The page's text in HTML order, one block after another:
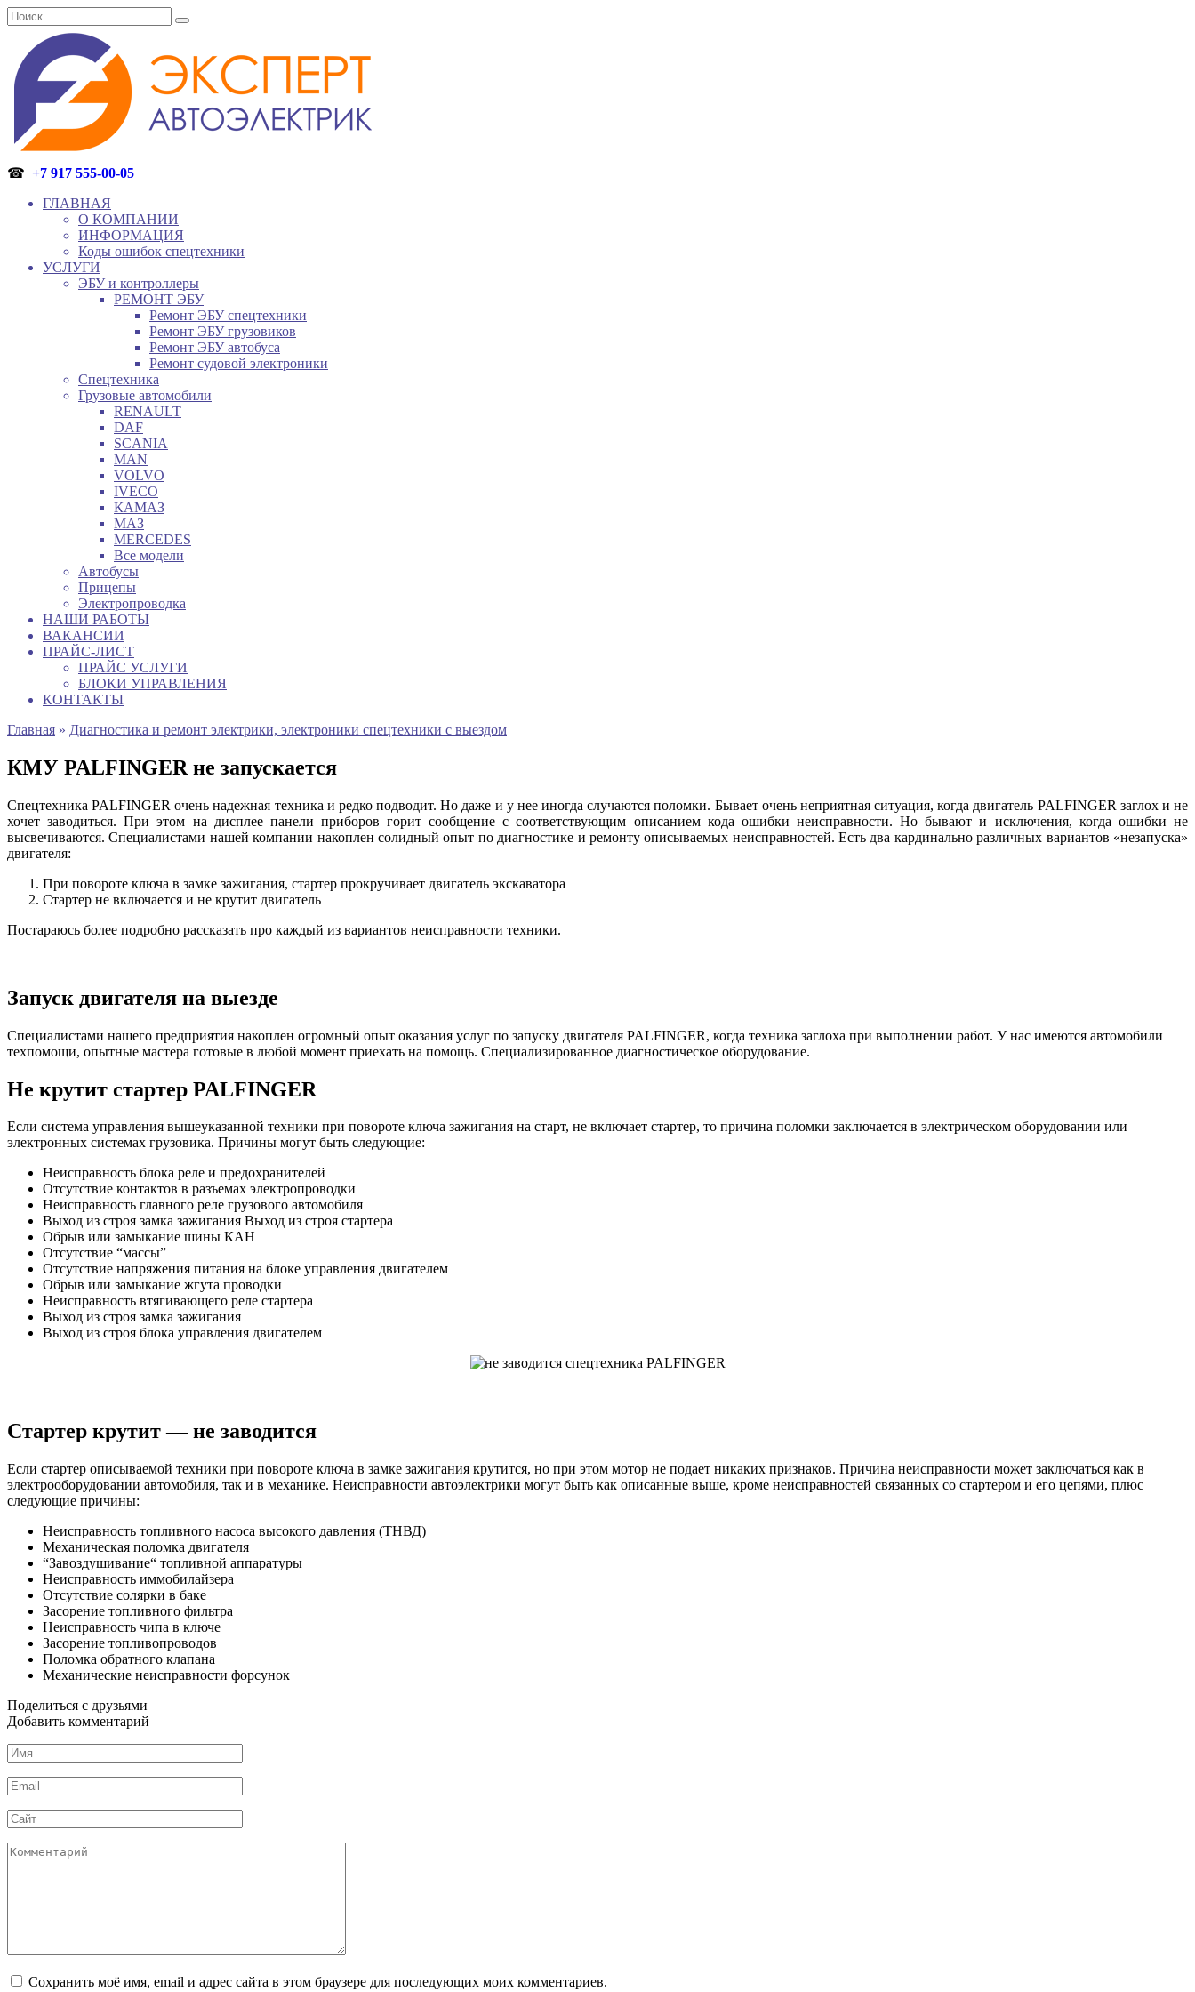
Перейти
к
содержанию
Search
for:
☎ +7 917 555-00-05
ГЛАВНАЯ
О КОМПАНИИ
ИНФОРМАЦИЯ
Коды ошибок спецтехники
УСЛУГИ
ЭБУ и контроллеры
РЕМОНТ ЭБУ
Ремонт ЭБУ спецтехники
Ремонт ЭБУ грузовиков
Ремонт ЭБУ автобуса
Ремонт судовой электроники
Спецтехника
Грузовые автомобили
RENAULT
DAF
SCANIA
MAN
VOLVO
IVECO
КАМАЗ
МАЗ
MERCEDES
Все модели
Автобусы
Прицепы
Электропроводка
НАШИ РАБОТЫ
ВАКАНСИИ
ПРАЙС-ЛИСТ
ПРАЙС УСЛУГИ
БЛОКИ УПРАВЛЕНИЯ
КОНТАКТЫ
Главная » Диагностика и ремонт электрики, электроники спецтехники с выездом
КМУ PALFINGER не запускается
Спецтехника PALFINGER очень надежная техника и редко подводит. Но даже и у нее иногда случаются поломки. Бывает очень неприятная ситуация, когда двигатель PALFINGER заглох и не
хочет заводиться. При этом на дисплее панели приборов горит сообщение с соответствующим описанием кода ошибки неисправности. Но бывают и исключения, когда ошибки не
высвечиваются. Специалистами нашей компании накоплен солидный опыт по диагностике и ремонту описываемых неисправностей. Есть два кардинально различных вариантов «незапуска»
двигателя:
При повороте ключа в замке зажигания, стартер прокручивает двигатель экскаватора
Стартер не включается и не крутит двигатель
Постараюсь более подробно рассказать про каждый из вариантов неисправности техники.
Запуск двигателя на выезде
Специалистами нашего предприятия накоплен огромный опыт оказания услуг по запуску двигателя PALFINGER, когда техника заглоха при выполнении работ. У нас имеются автомобили
техпомощи, опытные мастера готовые в любой момент приехать на помощь. Специализированное диагностическое оборудование.
Не крутит стартер PALFINGER
Если система управления вышеуказанной техники при повороте ключа зажигания на старт, не включает стартер, то причина поломки заключается в электрическом оборудовании или
электронных системах грузовика. Причины могут быть следующие:
Неисправность блока реле и предохранителей
Отсутствие контактов в разъемах электропроводки
Неисправность главного реле грузового автомобиля
Выход из строя замка зажигания Выход из строя стартера
Обрыв или замыкание шины КАН
Отсутствие “массы”
Отсутствие напряжения питания на блоке управления двигателем
Обрыв или замыкание жгута проводки
Неисправность втягивающего реле стартера
Выход из строя замка зажигания
Выход из строя блока управления двигателем
Стартер крутит — не заводится
Если стартер описываемой техники при повороте ключа в замке зажигания крутится, но при этом мотор не подает никаких признаков. Причина неисправности может заключаться как в
электрооборудовании автомобиля, так и в механике. Неисправности автоэлектрики могут быть как описанные выше, кроме неисправностей связанных со стартером и его цепями, плюс
следующие причины:
Неисправность топливного насоса высокого давления (ТНВД)
Механическая поломка двигателя
“Завоздушивание“ топливной аппаратуры
Неисправность иммобилайзера
Отсутствие солярки в баке
Засорение топливного фильтра
Неисправность чипа в ключе
Засорение топливопроводов
Поломка обратного клапана
Механические неисправности форсунок
Поделиться с друзьями
Добавить комментарий
Имя
*
Email
*
Сайт
Комментарий
Сохранить моё имя, email и адрес сайта в этом браузере для последующих моих комментариев.